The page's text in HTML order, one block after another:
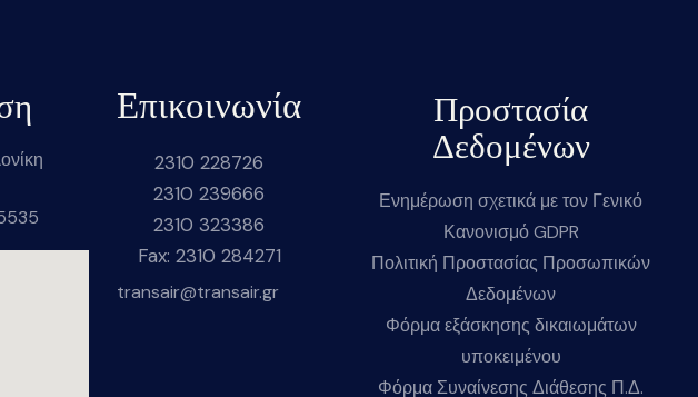
Επικοινωνία
2310 228726
2310 239666
2310 323386
Fax: 2310 284271
transair@transair.gr
Προστασία
Δεδομένων
Ενημέρωση σχετικά με τον Γενικό
Κανονισμό GDPR
Πολιτική Προστασίας Προσωπικών
Δεδομένων
Φόρμα εξάσκησης δικαιωμάτων
υποκειμένου
Φόρμα Συναίνεσης Διάθεσης Π.Δ.